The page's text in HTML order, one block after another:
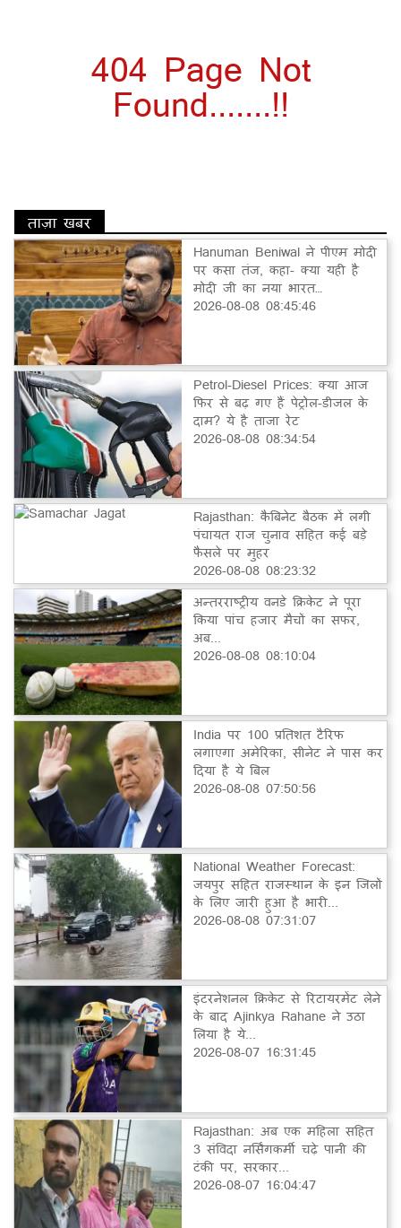
404 Page Not
Found.......!!
ताज़ा खबर
Hanuman Beniwal ने पीएम मोदी
पर कसा तंज, कहा- क्या यही है
मोदी जी का नया भारत…
2026-08-08 08:45:46
Petrol-Diesel Prices: क्या आज
फिर से बढ़ गए हैं पेट्रोल-डीजल के
दाम? ये है ताजा रेट
2026-08-08 08:34:54
Rajasthan: कैबिनेट बैठक में लगी
पंचायत राज चुनाव सहित कई बड़े
फैसले पर मुहर
2026-08-08 08:23:32
अन्तरराष्ट्रीय वनडे क्रिकेट ने पूरा
किया पांच हजार मैचों का सफर,
अब...
2026-08-08 08:10:04
India पर 100 प्रतिशत टैरिफ
लगाएगा अमेरिका, सीनेट ने पास कर
दिया है ये बिल
2026-08-08 07:50:56
National Weather Forecast:
जयपुर सहित राजस्थान के इन जिलों
के लिए जारी हुआ है भारी...
2026-08-08 07:31:07
इंटरनेशनल क्रिकेट से रिटायरमेंट लेने
के बाद Ajinkya Rahane ने उठा
लिया है ये...
2026-08-07 16:31:45
Rajasthan: अब एक महिला सहित
3 संविदा नर्सिंगकर्मी चढ़े पानी की
टंकी पर, सरकार...
2026-08-07 16:04:47